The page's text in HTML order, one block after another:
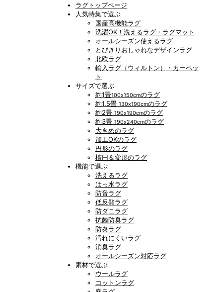
ラグトップページ
人気特集で選ぶ
国産高機能ラグ
洗濯OK！洗えるラグ・ラグマット
オールシーズン使えるラグ
とびきりおしゃれなデザインラグ
北欧ラグ
輸入ラグ（ウィルトン）・カーペッ
ト
サイズで選ぶ
約1畳100x150cmのラグ
約1.5畳 130x190cmのラグ
約2畳 190x190cmのラグ
約3畳 190x240cmのラグ
大きめのラグ
加工OKのラグ
円形のラグ
楕円＆変形のラグ
機能で選ぶ
洗えるラグ
はっ水ラグ
防音ラグ
低反発ラグ
防ダニラグ
抗菌防臭ラグ
防炎ラグ
汚れにくいラグ
消臭ラグ
オールシーズン対応ラグ
素材で選ぶ
ウールラグ
コットンラグ